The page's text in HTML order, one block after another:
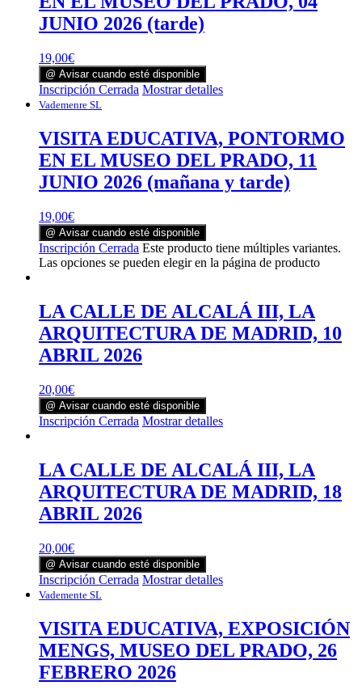
JUNIO 2026 (tarde)
19,00€
@ Avisar cuando esté disponible
Inscripción Cerrada Mostrar detalles
Vademenre SL
VISITA EDUCATIVA, PONTORMO
EN EL MUSEO DEL PRADO, 11
JUNIO 2026 (mañana y tarde)
19,00€
@ Avisar cuando esté disponible
Inscripción Cerrada Este producto tiene múltiples variantes.
Las opciones se pueden elegir en la página de producto
LA CALLE DE ALCALÁ III, LA
ARQUITECTURA DE MADRID, 10
ABRIL 2026
20,00€
@ Avisar cuando esté disponible
Inscripción Cerrada Mostrar detalles
LA CALLE DE ALCALÁ III, LA
ARQUITECTURA DE MADRID, 18
ABRIL 2026
20,00€
@ Avisar cuando esté disponible
Inscripción Cerrada Mostrar detalles
Vademente SL
VISITA EDUCATIVA, EXPOSICIÓN
MENGS, MUSEO DEL PRADO, 26
FEBRERO 2026